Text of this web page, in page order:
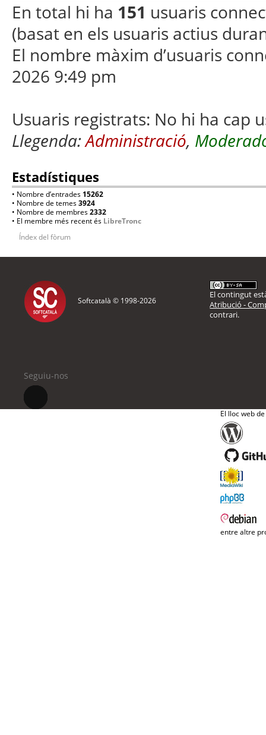
En total hi ha 151 usuaris
(basat en els usuaris actius
El nombre màxim d’usuaris
2026 9:49 pm
Usuaris registrats: No hi ha cap
Llegenda:Administració,
Estadístiques
• Nombre d’entrades 15262
• Nombre de temes3924
• Nombre de membres2332
• El membre més recent és LibreTronc
Índex del fòrum
Softcatalà © 1998-2026
El contingut
Atribució -
contrari.
Seguiu-nos
El lloc web
entre altre